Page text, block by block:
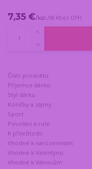
7,35 €/ks5,98 €bez DPH
Číslo produktu:
Příjemce dárku:
Styl dárku:
Koníčky a zájmy:
Sport:
Povolání a role:
K příležitosti:
Vhodné k narozeninám:
Vhodné k Valentýnu:
Vhodné k Vánocům: